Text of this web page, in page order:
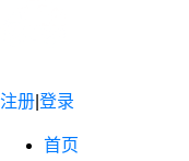
注册 登录
首页